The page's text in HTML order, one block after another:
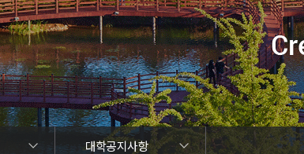
대학공지사항